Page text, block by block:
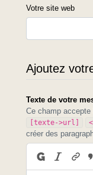
Votre site web
Ajoutez
Texte de votre
Ce champ
[texte->url]
créer des